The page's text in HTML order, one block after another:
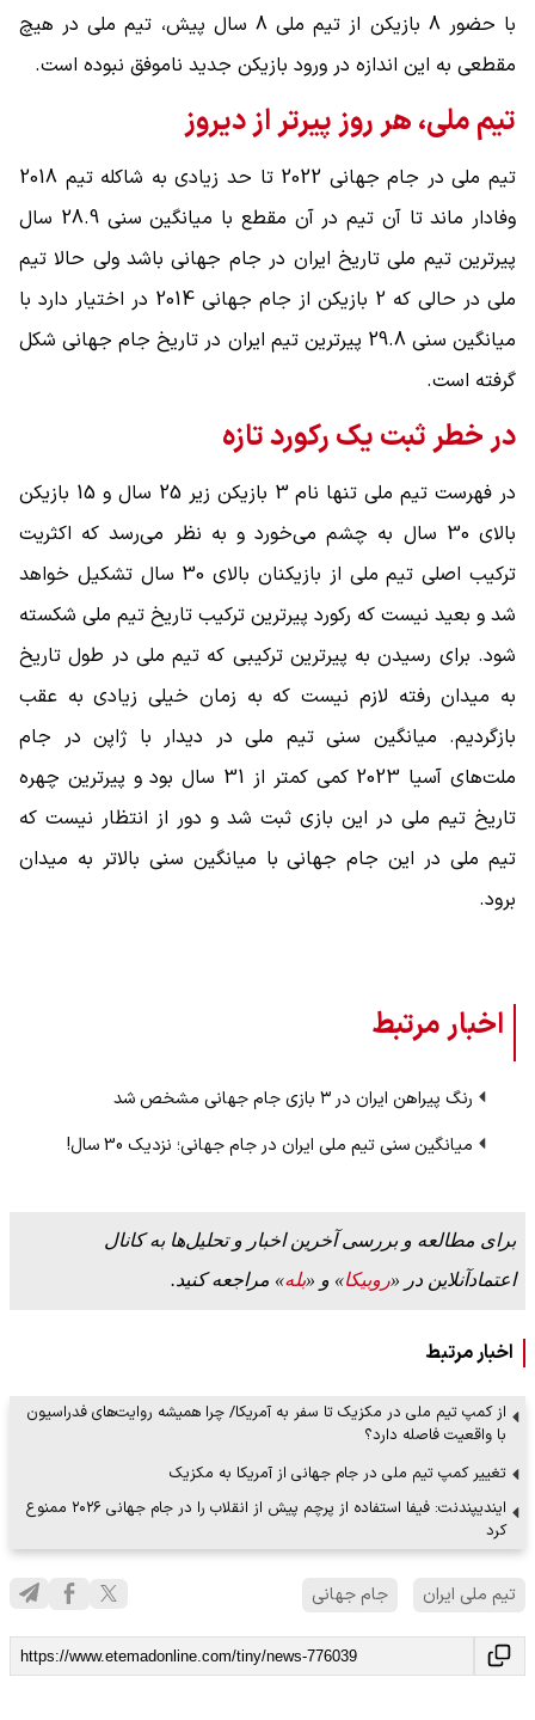
با حضور 8 بازیکن از تیم ملی 8 سال پیش، تیم ملی در هیچ
مقطعی به این اندازه در ورود بازیکن جدید ناموفق نبوده است.
تیم ملی، هر روز پیرتر از دیروز
تیم ملی در جام جهانی 2022 تا حد زیادی به شاکله تیم 2018
وفادار ماند تا آن تیم در آن مقطع با میانگین سنی 28.9 سال
پیرترین تیم ملی تاریخ ایران در جام جهانی باشد ولی حالا تیم
ملی در حالی که 2 بازیکن از جام جهانی 2014 در اختیار دارد با
میانگین سنی 29.8 پیرترین تیم ایران در تاریخ جام جهانی شکل
گرفته است.
در خطر ثبت یک رکورد تازه
در فهرست تیم ملی تنها نام 3 بازیکن زیر 25 سال و 15 بازیکن
بالای 30 سال به چشم می‌خورد و به نظر می‌رسد که اکثریت
ترکیب اصلی تیم ملی از بازیکنان بالای 30 سال تشکیل خواهد
شد و بعید نیست که رکورد پیرترین ترکیب تاریخ تیم ملی شکسته
شود. برای رسیدن به پیرترین ترکیبی که تیم ملی در طول تاریخ
به میدان رفته لازم نیست که به زمان خیلی زیادی به عقب
بازگردیم. میانگین سنی تیم ملی در دیدار با ژاپن در جام
ملت‌های آسیا 2023 کمی کمتر از 31 سال بود و پیرترین چهره
تاریخ تیم ملی در این بازی ثبت شد و دور از انتظار نیست که
تیم ملی در این جام جهانی با میانگین سنی بالاتر به میدان
برود.
اخبار مرتبط
رنگ پیراهن ایران در ۳ بازی جام جهانی مشخص شد
میانگین سنی تیم ملی ایران در جام جهانی؛ نزدیک 30 سال!
برای مطالعه و بررسی آخرین اخبار و تحلیل‌ها به کانال
اعتمادآنلاین در «روبیکا» و «بله» مراجعه کنید.
اخبار مرتبط
از کمپ تیم ملی در مکزیک تا سفر به آمریکا/ چرا همیشه روایت‌های فدراسیون
با واقعیت فاصله دارد؟
تغییر کمپ تیم ملی در جام جهانی از آمریکا به مکزیک
ایندیپندنت: فیفا استفاده از پرچم پیش از انقلاب را در جام جهانی ۲۰۲۶ ممنوع
کرد
تیم ملی ایران جام جهانی